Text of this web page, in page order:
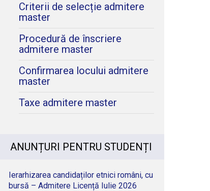
Criterii de selecție admitere
master
Procedură de înscriere
admitere master
Confirmarea locului admitere
master
Taxe admitere master
ANUNȚURI PENTRU STUDENȚI
Ierarhizarea candidaților etnici români, cu
bursă – Admitere Licență Iulie 2026